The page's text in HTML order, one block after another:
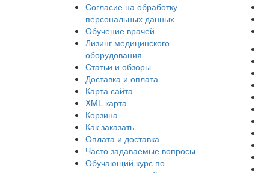
Согласие на обработку
персональных данных
Обучение врачей
Лизинг медицинского
оборудования
Статьи и обзоры
Доставка и оплата
Карта сайта
XML карта
Корзина
Как заказать
Оплата и доставка
Часто задаваемые вопросы
Обучающий курс по